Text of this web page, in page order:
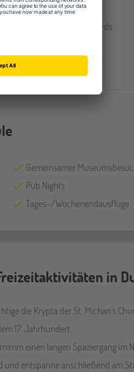
interaktive Whiteboards
Gemeinsamer
Pub Nights
Tages-/Wochenendausflüge
in
die Krypta der St. Michan's
17. Jahrhundert.
einen langen Spaziergang im
und entspanne anschließend am